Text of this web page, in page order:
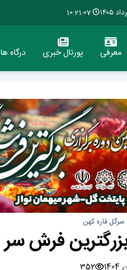
10:21:08
معرفی پورتال خبری درگاه
قاره کهن
فرش
352